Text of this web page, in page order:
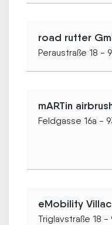
road rutter
Peraustraße 18 -
mARTin
Feldgasse 16a -
eMobility
Triglavstraße 18 -